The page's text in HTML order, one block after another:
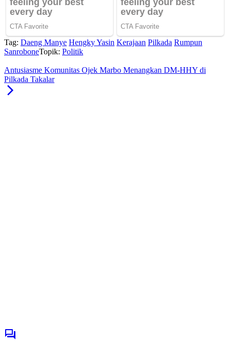
Tag: Daeng Manye Hengky Yasin Kerajaan Pilkada Rumpun
SanroboneTopik: Politik
Antusiasme Komunitas Ojek Marbo Menangkan DM-HHY di
Pilkada Takalar